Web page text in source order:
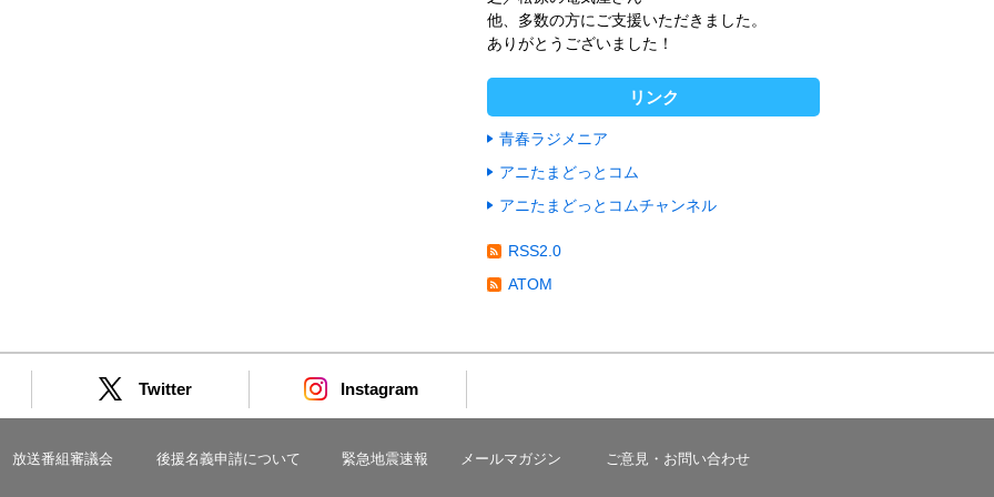
他、多数の方にご支援いただきました。
ありがとうございました！
リンク
青春ラジメニア
アニたまどっとコム
アニたまどっとコムチャンネル
RSS2.0
ATOM
Twitter Instagram
放送番組審議会 後援名義申請について 緊急地震速報 メールマガジン ご意見・お問い合わせ